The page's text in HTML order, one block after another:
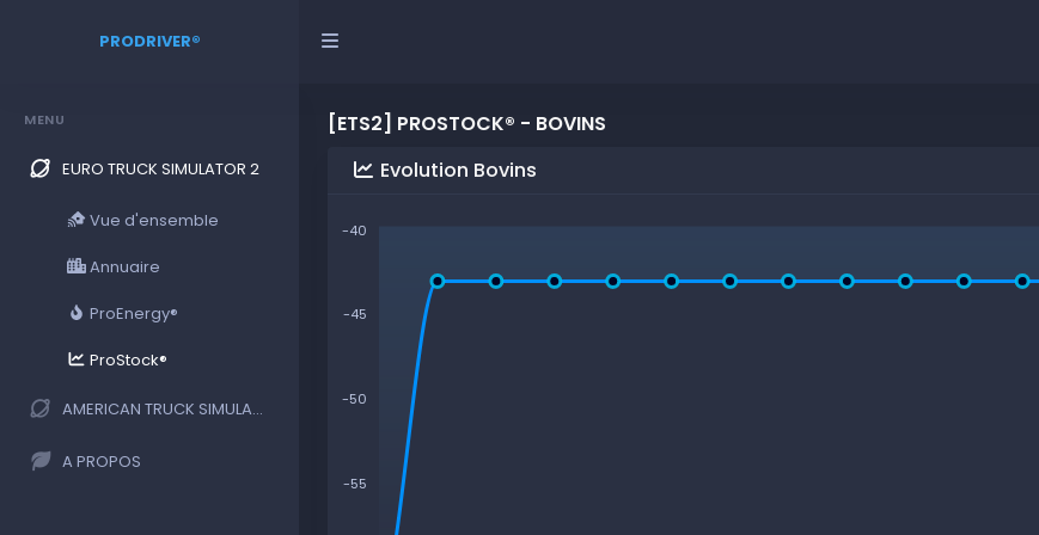
PRODRIVER®
MENU
EURO TRUCK SIMULATOR 2
Vue d'ensemble
Annuaire
ProEnergy®
ProStock®
AMERICAN TRUCK SIMULATOR
A PROPOS
[ETS2] PROSTOCK® - BOVINS
Evolution Bovins
-40
-45
-50
-55